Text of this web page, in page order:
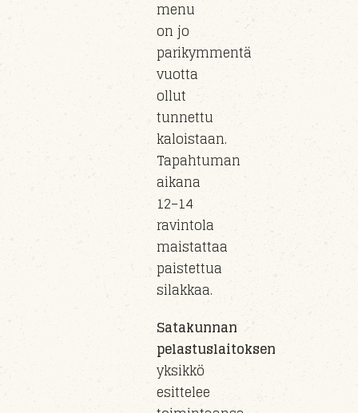
menu
on jo
parikymmentä
vuotta
ollut
tunnettu
kaloistaan.
Tapahtuman
aikana
12–14
ravintola
maistattaa
paistettua
silakkaa.
Satakunnan
pelastuslaitoksen
yksikkö
esittelee